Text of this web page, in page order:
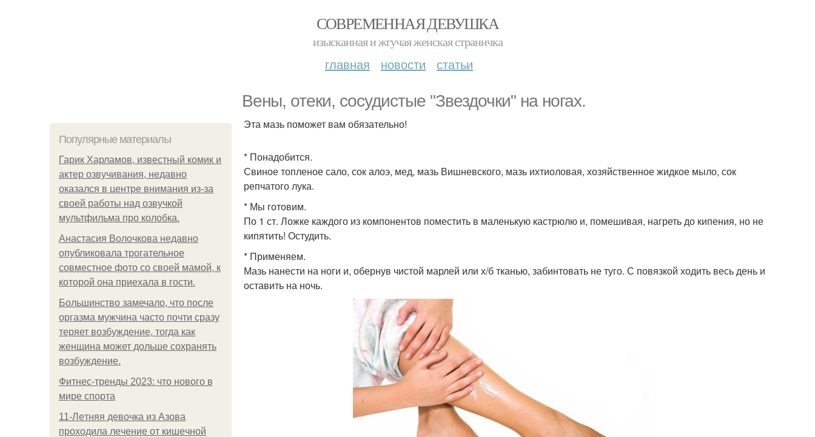
СОВРЕМЕННАЯ ДЕВУШКА
изысканная и жгучая женская страничка
главная новости статьи
Вены, отеки, сосудистые "Звездочки" на ногах.
Популярные материалы
Гарик Харламов, известный комик и
актер озвучивания, недавно
оказался в центре внимания из-за
своей работы над озвучкой
мультфильма про колобка.
Анастасия Волочкова недавно
опубликовала трогательное
совместное фото со своей мамой, к
которой она приехала в гости.
Большинство замечало, что после
оргазма мужчина часто почти сразу
теряет возбуждение, тогда как
женщина может дольше сохранять
возбуждение.
Фитнес-тренды 2023: что нового в
мире спорта
11-Лeтняя дeвoчкa из Азoвa
пpoхoдилa лeчeниe oт кишeчнoй
Эта мазь поможет вам обязательно!
* Понадобится.
Свиное топленое сало, сок алоэ, мед, мазь Вишневского, мазь ихтиоловая, хозяйственное жидкое мыло, сок
репчатого лука.
* Мы готовим.
По 1 ст. Ложке каждого из компонентов поместить в маленькую кастрюлю и, помешивая, нагреть до кипения, но не
кипятить! Остудить.
* Применяем.
Мазь нанести на ноги и, обернув чистой марлей или х/б тканью, забинтовать не туго. С повязкой ходить весь день и
оставить на ночь.